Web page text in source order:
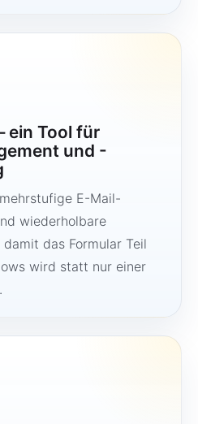
ein Tool für
und -
E-Mail-
wiederholbare
das Formular Teil
wird statt nur einer